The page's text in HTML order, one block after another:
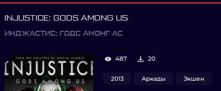
INJUSTICE: GODS AMONG US
ИНДЖАСТИС: ГОДС АМОНГ АС
487 20
2013 Аркады Экшен